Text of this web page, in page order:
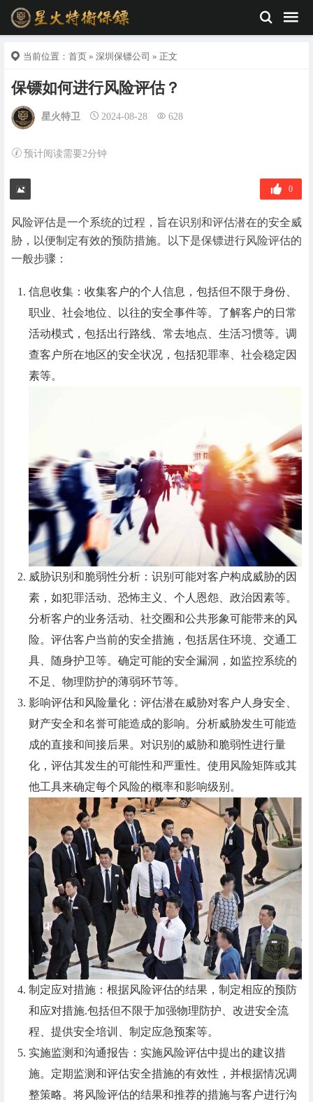
当前位置： 首页 » 深圳保镖公司 » 正文
保镖如何进行风险评估？
星火特卫 2024-08-28 628
预计阅读需要2分钟
0
风险评估是一个系统的过程，旨在识别和评估潜在的安全威
胁，以便制定有效的预防措施。以下是保镖进行风险评估的
一般步骤：
信息收集：收集客户的个人信息，包括但不限于身份、
职业、社会地位、以往的安全事件等。了解客户的日常
活动模式，包括出行路线、常去地点、生活习惯等。调
查客户所在地区的安全状况，包括犯罪率、社会稳定因
素等。
威胁识别和脆弱性分析：识别可能对客户构成威胁的因
素，如犯罪活动、恐怖主义、个人恩怨、政治因素等。
分析客户的业务活动、社交圈和公共形象可能带来的风
险。评估客户当前的安全措施，包括居住环境、交通工
具、随身护卫等。确定可能的安全漏洞，如监控系统的
不足、物理防护的薄弱环节等。
影响评估和风险量化：评估潜在威胁对客户人身安全、
财产安全和名誉可能造成的影响。分析威胁发生可能造
成的直接和间接后果。对识别的威胁和脆弱性进行量
化，评估其发生的可能性和严重性。使用风险矩阵或其
他工具来确定每个风险的概率和影响级别。
制定应对措施：根据风险评估的结果，制定相应的预防
和应对措施.包括但不限于加强物理防护、改进安全流
程、提供安全培训、制定应急预案等。
实施监测和沟通报告：实施风险评估中提出的建议措
施。定期监测和评估安全措施的有效性，并根据情况调
整策略。将风险评估的结果和推荐的措施与客户进行沟